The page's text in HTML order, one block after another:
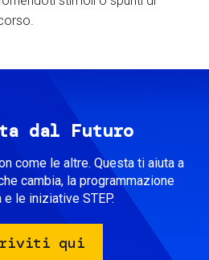
dal Futuro
come le altre. Questa ti aiuta a
cambia, la programmazione
le iniziative STEP.
qui